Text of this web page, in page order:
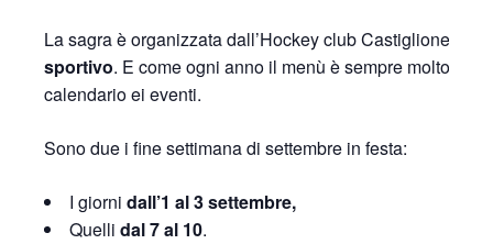
La sagra è organizzata dall’Hockey club Castiglione per
sportivo. E come ogni anno il menù è sempre molto
calendario ei eventi.
Sono due i fine settimana di settembre in festa:
I giorni dall’1 al 3 settembre,
Quelli dal 7 al 10.